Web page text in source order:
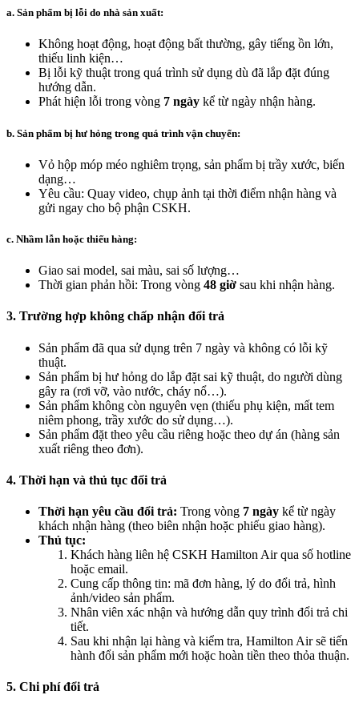
a. Sản phẩm bị lỗi do nhà sản xuất:
Không hoạt động, hoạt động bất thường, gây tiếng ồn lớn,
thiếu linh kiện…
Bị lỗi kỹ thuật trong quá trình sử dụng dù đã lắp đặt đúng
hướng dẫn.
Phát hiện lỗi trong vòng 7 ngày kể từ ngày nhận hàng.
b. Sản phẩm bị hư hỏng trong quá trình vận chuyển:
Vỏ hộp móp méo nghiêm trọng, sản phẩm bị trầy xước, biến
dạng…
Yêu cầu: Quay video, chụp ảnh tại thời điểm nhận hàng và
gửi ngay cho bộ phận CSKH.
c. Nhầm lẫn hoặc thiếu hàng:
Giao sai model, sai màu, sai số lượng…
Thời gian phản hồi: Trong vòng 48 giờ sau khi nhận hàng.
3. Trường hợp không chấp nhận đổi trả
Sản phẩm đã qua sử dụng trên 7 ngày và không có lỗi kỹ
thuật.
Sản phẩm bị hư hỏng do lắp đặt sai kỹ thuật, do người dùng
gây ra (rơi vỡ, vào nước, cháy nổ…).
Sản phẩm không còn nguyên vẹn (thiếu phụ kiện, mất tem
niêm phong, trầy xước do sử dụng…).
Sản phẩm đặt theo yêu cầu riêng hoặc theo dự án (hàng sản
xuất riêng theo đơn).
4. Thời hạn và thủ tục đổi trả
Thời hạn yêu cầu đổi trả: Trong vòng 7 ngày kể từ ngày
khách nhận hàng (theo biên nhận hoặc phiếu giao hàng).
Thủ tục:
Khách hàng liên hệ CSKH Hamilton Air qua số hotline
hoặc email.
Cung cấp thông tin: mã đơn hàng, lý do đổi trả, hình
ảnh/video sản phẩm.
Nhân viên xác nhận và hướng dẫn quy trình đổi trả chi
tiết.
Sau khi nhận lại hàng và kiểm tra, Hamilton Air sẽ tiến
hành đổi sản phẩm mới hoặc hoàn tiền theo thỏa thuận.
5. Chi phí đổi trả